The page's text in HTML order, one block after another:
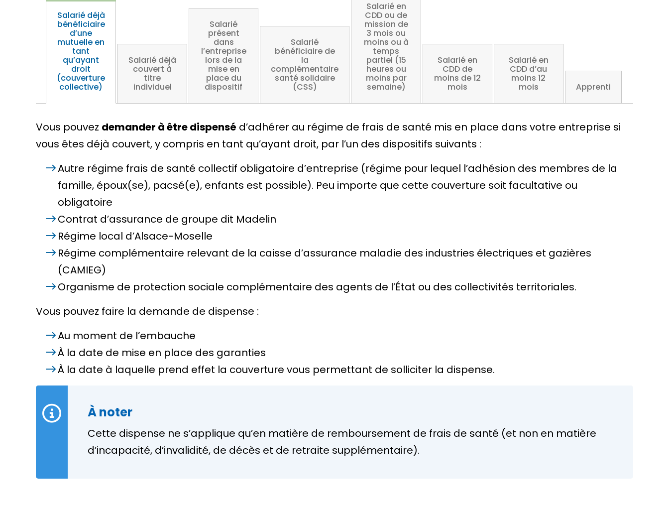
Salarié déjà
bénéficiaire
d’une
mutuelle en
tant
qu’ayant
droit
(couverture
collective)
Salarié déjà
couvert à
titre
individuel
Salarié
présent
dans
l’entreprise
lors de la
mise en
place du
dispositif
Salarié
bénéficiaire de
la
complémentaire
santé solidaire
(CSS)
Salarié en
CDD ou de
mission de
3 mois ou
moins ou à
temps
partiel (15
heures ou
moins par
semaine)
Salarié en
CDD de
moins de 12
mois
Salarié en
CDD d’au
moins 12
mois Apprenti
Vous pouvez demander à être dispensé d’adhérer au régime de frais de santé mis en place dans votre entreprise si
vous êtes déjà couvert, y compris en tant qu’ayant droit, par l’un des dispositifs suivants :
Autre régime frais de santé collectif obligatoire d’entreprise (régime pour lequel l’adhésion des membres de la
famille, époux(se), pacsé(e), enfants est possible). Peu importe que cette couverture soit facultative ou
obligatoire
Contrat d’assurance de groupe dit Madelin
Régime local d’Alsace-Moselle
Régime complémentaire relevant de la caisse d’assurance maladie des industries électriques et gazières
(CAMIEG)
Organisme de protection sociale complémentaire des agents de l’État ou des collectivités territoriales.
Vous pouvez faire la demande de dispense :
Au moment de l’embauche
À la date de mise en place des garanties
À la date à laquelle prend effet la couverture vous permettant de solliciter la dispense.
À noter
Cette dispense ne s’applique qu’en matière de remboursement de frais de santé (et non en matière
d’incapacité, d’invalidité, de décès et de retraite supplémentaire).